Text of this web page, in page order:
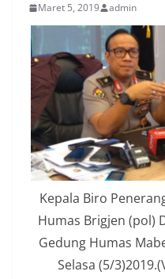
Maret 5, 2019 admin
Kepala Biro
Humas Brigjen (pol)
Gedung Humas
Selasa (5/